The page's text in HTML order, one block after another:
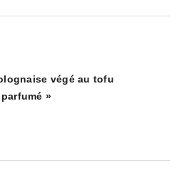
végé au tofu
parfumé »